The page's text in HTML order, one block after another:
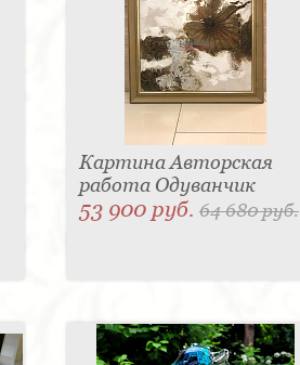
Картина Авторская
работа Одуванчик
53 900 руб. 64 680 руб.